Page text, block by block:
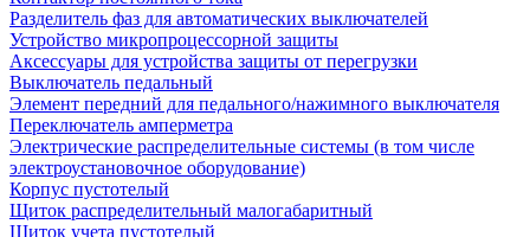
Разделитель фаз для автоматических выключателей
Устройство микропроцессорной защиты
Аксессуары для устройства защиты от перегрузки
Выключатель педальный
Элемент передний для педального/нажимного выключателя
Переключатель амперметра
Электрические распределительные системы (в том числе
электроустановочное оборудование)
Корпус пустотелый
Щиток распределительный малогабаритный
Щиток учета пустотелый